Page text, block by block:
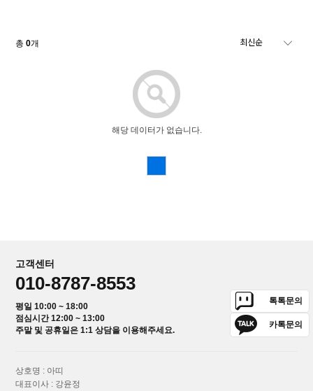
총0개
해당 데이터가 없습니다.
고객센터
010-8787-8553
평일 10:00 ~ 18:00
점심시간 12:00 ~ 13:00
주말 및 공휴일은 1:1 상담을 이용해주세요.
톡톡문의
카톡문의
상호명 : 아띠
대표이사 : 강윤정